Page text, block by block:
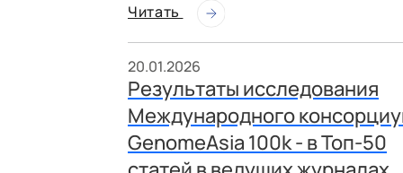
Читать
20.01.2026
Результаты исследования
Международного
GenomeAsia 100k - в Топ-50